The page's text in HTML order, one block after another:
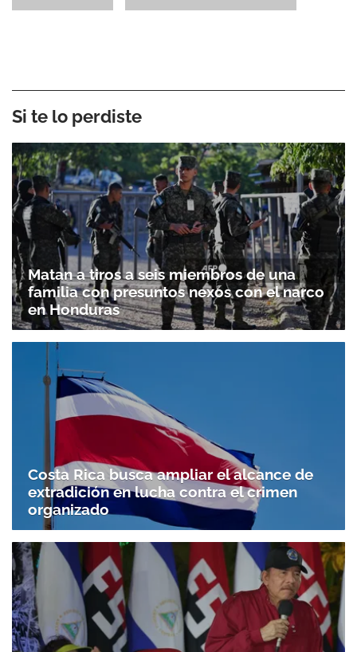
Si te lo perdiste
Matan a tiros a seis miembros de una
familia con presuntos nexos con el narco
en Honduras
Costa Rica busca ampliar el alcance de
extradición en lucha contra el crimen
organizado